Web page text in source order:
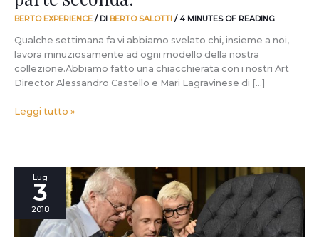
BERTO EXPERIENCE / DI BERTO SALOTTI /4 MINUTES OF READING
Qualche settimana fa vi abbiamo svelato chi, insieme a noi,
lavora minuziosamente ad ogni modello della nostra
collezione.Abbiamo fatto una chiacchierata con i nostri Art
Director Alessandro Castello e Mari Lagravinese di […]
Leggi tutto »
Lug
3
2018
Dietro
divano